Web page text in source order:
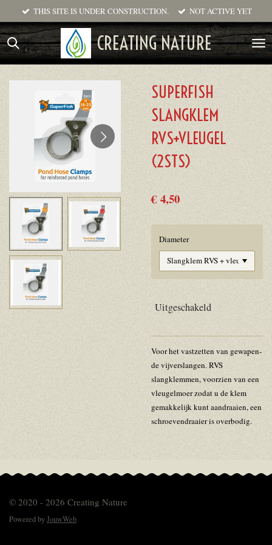
direct
naar
de
CREATING NATURE
THIS SITE IS UNDER CONSTRUCTION. NOT ACTIVE YET
SUPERFISH
SLANGKLEM
RVS+VLEUGEL
(2STS)
€ 4,50
Diameter
Uitgeschakeld
Voor het vastzetten van gewapen­
de vijverslangen. RVS
slangklemmen, voorzien van een
vleugel­moer zodat u de klem
gemakkelijk kunt aandraaien, een
schroevendraaier is overbodig.
© 2020 - 2026 Creating Nature
Powered byJouwWeb